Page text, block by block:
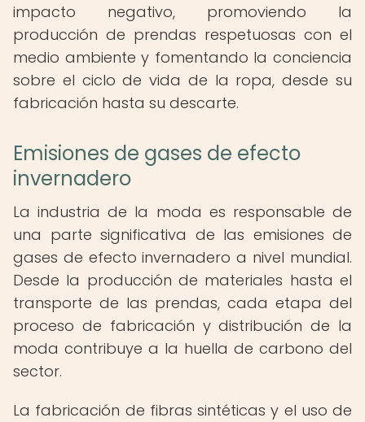
impacto negativo, promoviendo la
producción de prendas respetuosas con el
medio ambiente y fomentando la conciencia
sobre el ciclo de vida de la ropa, desde su
fabricación hasta su descarte.
Emisiones de gases de efecto
invernadero
La industria de la moda es responsable de
una parte significativa de las emisiones de
gases de efecto invernadero a nivel mundial.
Desde la producción de materiales hasta el
transporte de las prendas, cada etapa del
proceso de fabricación y distribución de la
moda contribuye a la huella de carbono del
sector.
La fabricación de fibras sintéticas y el uso de